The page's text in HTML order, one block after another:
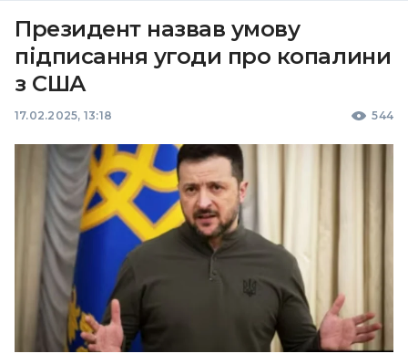
Президент назвав умову
підписання угоди про копалини
з США
17.02.2025, 13:18 544